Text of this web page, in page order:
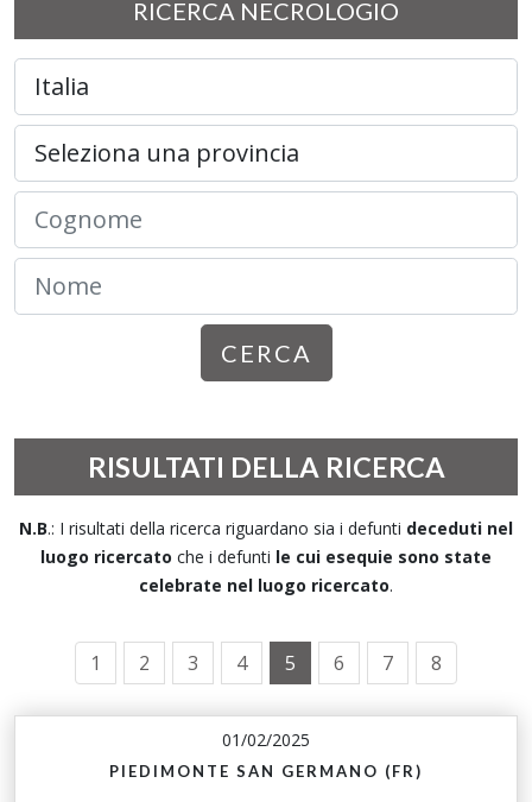
RICERCA NECROLOGIO
CERCA
RISULTATI DELLA RICERCA
N.B.: I risultati della ricerca riguardano sia i defunti deceduti nel
luogo ricercato che i defunti le cui esequie sono state
celebrate nel luogo ricercato.
1 2 3 4 5 6 7 8
01/02/2025
PIEDIMONTE SAN GERMANO (FR)